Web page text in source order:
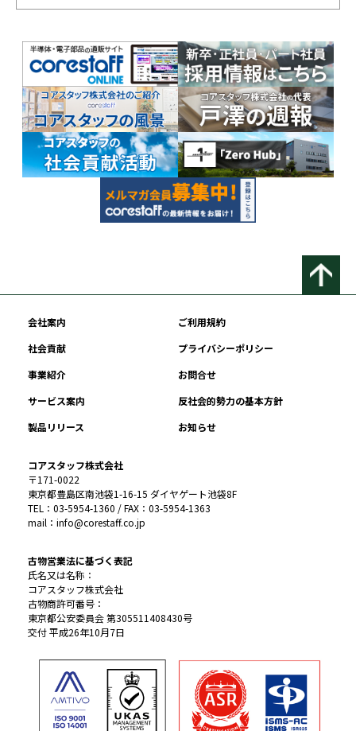
会社案内
ご利用規約
社会貢献
プライバシーポリシー
事業紹介
お問合せ
サービス案内
反社会的勢力の基本方針
製品リリース
お知らせ
コアスタッフ株式会社
〒171-0022
東京都豊島区南池袋1-16-15 ダイヤゲート池袋8F
TEL：03-5954-1360 / FAX：03-5954-1363
mail：info@corestaff.co.jp
古物営業法に基づく表記
氏名又は名称：
コアスタッフ株式会社
古物商許可番号：
東京都公安委員会 第305511408430号
交付 平成26年10月7日